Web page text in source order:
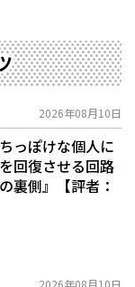
2026年08月10日
っぽけな個人に
回復させる回路
側』【評者：